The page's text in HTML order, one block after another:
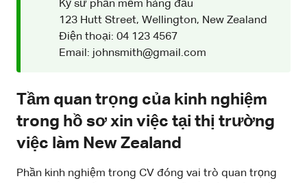
Kỹ sư phần mềm hàng đầu
123 Hutt Street, Wellington, New Zealand
Điện thoại: 04 123 4567
Email: johnsmith@gmail.com
Tầm quan trọng của kinh nghiệm
trong hồ sơ xin việc tại thị trường
việc làm New Zealand
Phần kinh nghiệm trong CV đóng vai trò quan trọng